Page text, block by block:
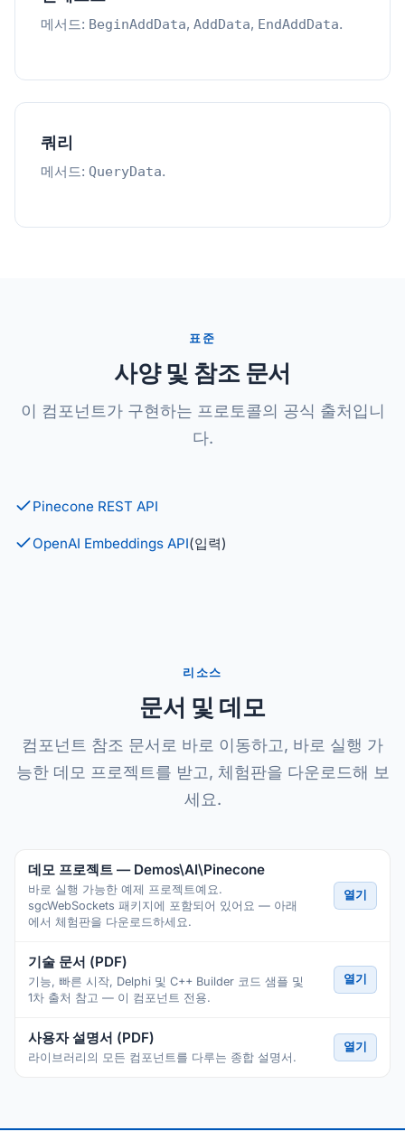
메서드: BeginAddData, AddData, EndAddData.
쿼리
메서드: QueryData.
표준
사양 및 참조 문서
이 컴포넌트가 구현하는 프로토콜의 공식 출처입니
다.
Pinecone REST API
OpenAI Embeddings API(입력)
리소스
문서 및 데모
컴포넌트 참조 문서로 바로 이동하고, 바로 실행 가
능한 데모 프로젝트를 받고, 체험판을 다운로드해 보
세요.
데모 프로젝트 — Demos\AI\Pinecone
바로 실행 가능한 예제 프로젝트예요.
sgcWebSockets 패키지에 포함되어 있어요 — 아래
에서 체험판을 다운로드하세요.
열기
기술 문서 (PDF)
기능, 빠른 시작, Delphi 및 C++ Builder 코드 샘플 및
1차 출처 참고 — 이 컴포넌트 전용.
열기
사용자 설명서 (PDF)
라이브러리의 모든 컴포넌트를 다루는 종합 설명서.
열기